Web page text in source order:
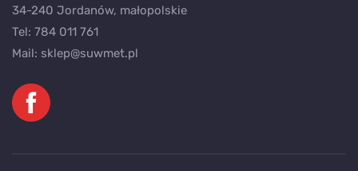
34-240 Jordanów, małopolskie
Tel: 784 011 761
Mail: sklep@suwmet.pl